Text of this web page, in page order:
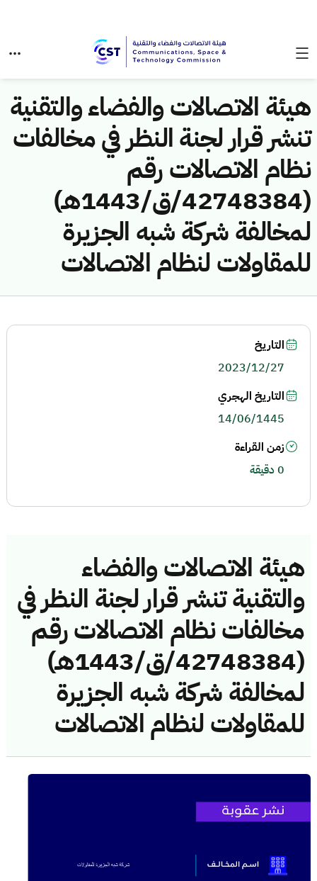
هيئة الاتصالات والفضاء والتقنية
تنشر قرار لجنة النظر في مخالفات
نظام الاتصالات رقم
(42748384/ق/1443هـ)
لمخالفة شركة شبه الجزيرة
للمقاولات لنظام الاتصالات
هيئة الاتصالات والفضاء
والتقنية تنشر قرار لجنة النظر في
مخالفات نظام الاتصالات رقم
(42748384/ق/1443هـ)
لمخالفة شركة شبه الجزيرة
للمقاولات لنظام الاتصالات
التاريخ
2023/12/27
التاريخ الهجري
14/06/1445
زمن القراءة
0 دقيقة